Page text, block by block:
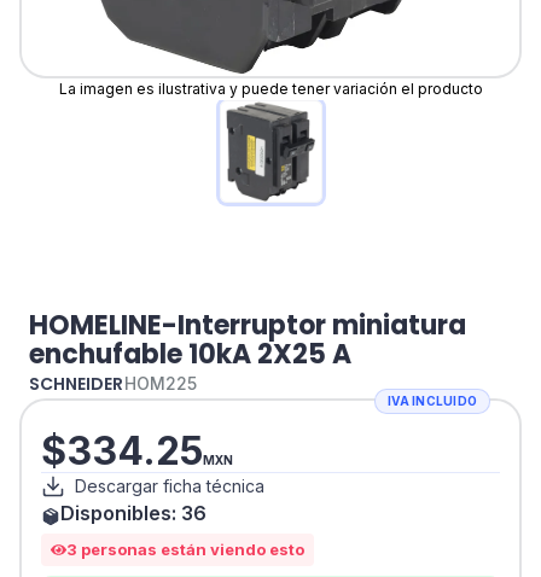
La imagen es ilustrativa y puede tener variación el producto
HOMELINE-Interruptor miniatura
enchufable 10kA 2X25 A
SCHNEIDERHOM225
IVA INCLUIDO
$334.25MXN
Descargar ficha técnica
Disponibles: 36
3 personas están viendo esto